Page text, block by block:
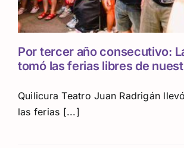
Por tercer año consecutivo:
tomó las ferias libres de
Quilicura Teatro Juan Radrigán
las ferias [...]